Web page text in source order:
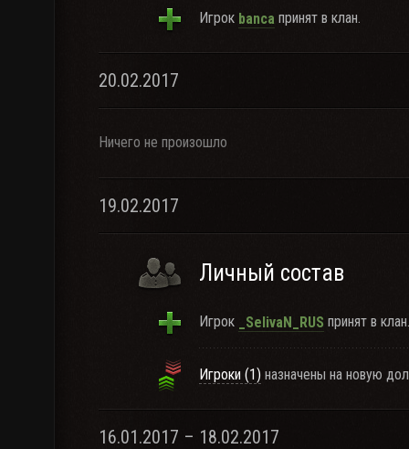
Игрок banca принят в клан.
20.02.2017
Ничего не произошло
19.02.2017
Личный состав
Игрок _SelivaN_RUS принят в клан.
Игроки (1) назначены на новую
16.01.2017 – 18.02.2017